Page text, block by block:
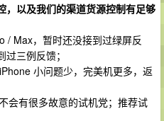
以及我们的渠道货源控制有足够
/ Max，暂时还没接到过绿屏反
三例反馈；
小问题少，完美机更多，返
会有很多故意的试机党；推荐试